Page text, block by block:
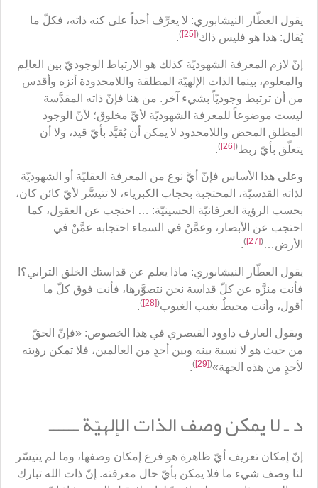
يقول العطّار النيشابوري: لا يعرِّف أحداً على كنه ذاته، فكلّ ما
يُقال: هذا هو فليس ذاك(
[25]
)
.
إنّ لازم المعرفة الشهوديّة كذلك هو الارتباط الوجوديّ بين العالِم
والمعلوم، بينما الذات الإلهيّة المطلقة واللامحدودة أنزه وأقدس
من أن ترتبط وجوديّاً بشيء آخر. من هنا فإنّ ذاته المقدَّسة
ليست موضوعاً للمعرفة الشهوديّة لأيِّ مخلوق؛ لأنّ الوجود
المطلق المحض واللامحدود لا يمكن أن يُقيَّد بأيّ قيد، ولا أن
يتعلّق بأيّ ربط(
[26]
)
.
وعلى هذا الأساس فإنّ أيَّ نوع من المعرفة العقليّة أو الشهوديّة
لذاته القدسيّة، المحتجبة بحجاب الكبرياء، لا تتيسَّر لأيّ كائن كان،
بحسب الرؤية العرفانيّة الحسينيّة: … احتجب عن العقول، كما
احتجب عن الأبصار، وعمَّنْ في السماء احتجابه عمَّنْ في
الأرض…(
[27]
)
.
يقول العطّار النيشابوري: ماذا يعلم عن قداستك الخلق الترابي؟!
فأنت منزَّه عن كلّ قداسة نحن نتصوَّرها، فأنت فوق كلّ ما
أقول، وأنت محيطٌ بغيب الغيوب(
[28]
)
.
ويقول العارف داوود القيصري في هذا الخصوص: «فإنّ الحقّ
من حيث هو لا نسبة بينه وبين أحدٍ من العالمين، فلا تمكن رؤيته
لأحدٍ من هذه الجهة»(
[29]
)
.
د ـ لا يمكن وصف الذات الإلهيّة ــــــ
إنّ إمكان تعريف أيّ ظاهرة هو فرع إمكان وصفها، وما لم يتيسّر
لنا وصف شيء ما فلا يمكن بأيّ حال معرفته. إنّ ذات الله تبارك